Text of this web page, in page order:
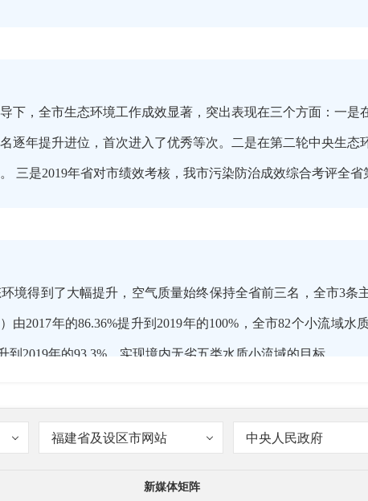
下，全市生态环境工作成效显著，突出表现在三个方面：一是
逐年提升进位，首次进入了优秀等次。二是在第二轮中央生态
三是2019年省对市绩效考核，我市污染防治成效综合考评全省
境得到了大幅提升，空气质量始终保持全省前三名，全市3条
2017年的86.36%提升到2019年的100%，全市82个小流域水
到2019年的93.3%，实现境内无劣五类水质小流域的目标。
福建省及设区市网站 中央人民政府
新媒体矩阵